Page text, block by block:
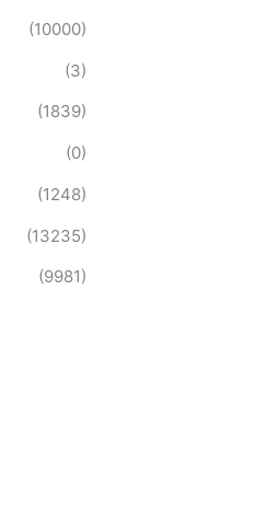
(10000)
(3)
(1839)
(0)
(1248)
(13235)
(9981)